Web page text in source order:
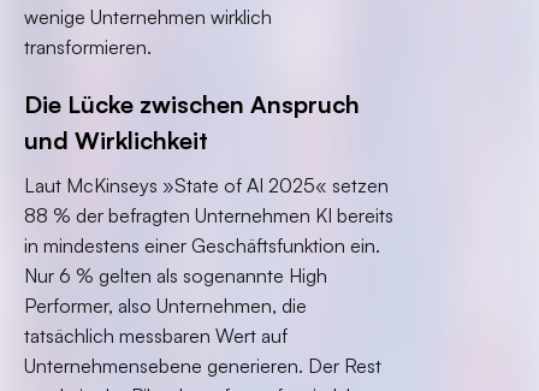
wenige Unternehmen wirklich
transformieren.
Die Lücke zwischen Anspruch
und Wirklichkeit
Laut McKinseys »State of AI 2025« setzen
88 % der befragten Unternehmen KI bereits
in mindestens einer Geschäftsfunktion ein.
Nur 6 % gelten als sogenannte High
Performer, also Unternehmen, die
tatsächlich messbaren Wert auf
Unternehmensebene generieren. Der Rest